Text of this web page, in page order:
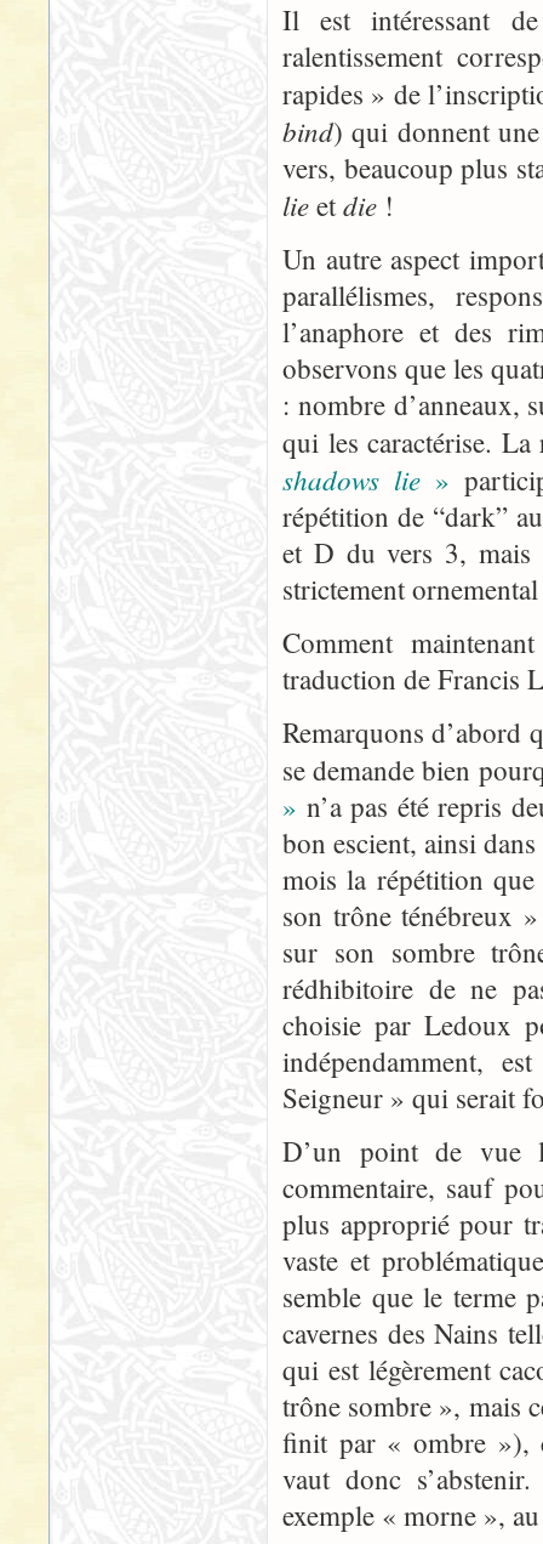
Il est intéressant
ralentissement
rapides » de
bind) qui donnent
vers, beaucoup plus
lie etdie !
Un autre aspect
parallélismes,
l’anaphore et des
observons que les
: nombre d’anneaux,
qui les caractérise.
shadows lie »
répétition de “dark”
et D du vers 3, mais
strictement
Comment
traduction de Francis
Remarquons d’abord
se demande bien
» n’a pas été repris
bon escient, ainsi
mois la répétition
son trône ténébreux
sur son sombre
rédhibitoire de ne
choisie par Ledoux
indépendamment,
Seigneur » qui serait
D’un point de vue
commentaire, sauf
plus approprié pour
vaste et
semble que le terme
cavernes des Nains
qui est légèrement
trône sombre », mais
finit par « ombre »),
vaut donc
exemple « morne »,